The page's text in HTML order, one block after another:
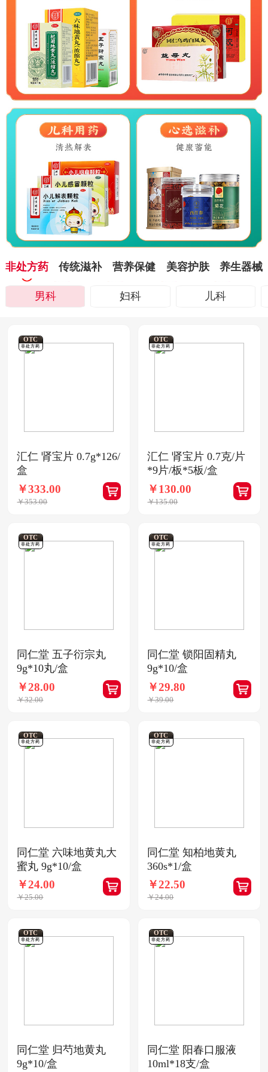
非处方药 传统滋补 营养保健 美容护肤 养生器械
男科 妇科 儿科
OTC
非处方药
汇仁 肾宝片 0.7g*126/
盒
￥333.00
￥353.00
OTC
非处方药
汇仁 肾宝片 0.7克/片
*9片/板*5板/盒
￥130.00
￥135.00
OTC
非处方药
同仁堂 五子衍宗丸
9g*10丸/盒
￥28.00
￥32.00
OTC
非处方药
同仁堂 锁阳固精丸
9g*10/盒
￥29.80
￥39.00
OTC
非处方药
同仁堂 六味地黄丸大
蜜丸 9g*10/盒
￥24.00
￥25.00
OTC
非处方药
同仁堂 知柏地黄丸
360s*1/盒
￥22.50
￥24.00
OTC
非处方药
同仁堂 归芍地黄丸
9g*10/盒
OTC
非处方药
同仁堂 阳春口服液
10ml*18支/盒